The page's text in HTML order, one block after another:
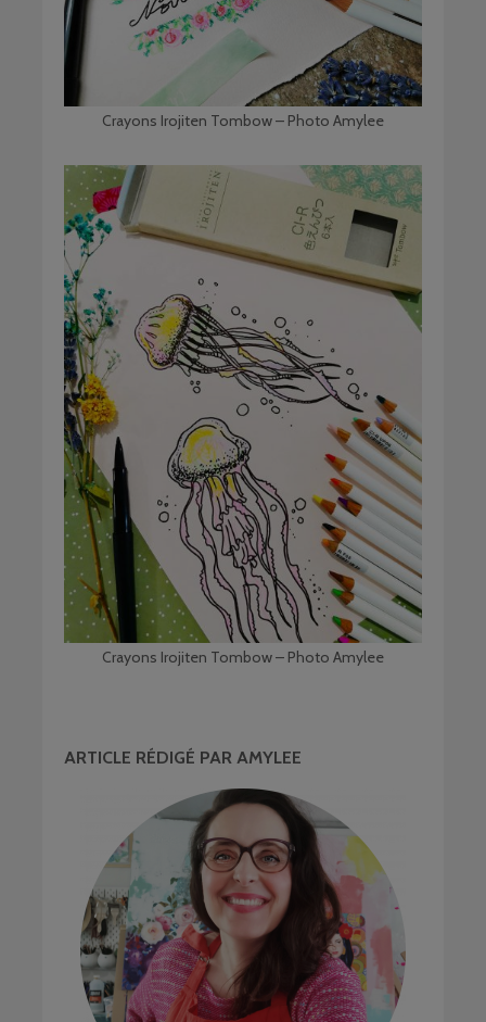
Crayons Irojiten Tombow – Photo Amylee
Crayons Irojiten Tombow – Photo Amylee
ARTICLE RÉDIGÉ PAR AMYLEE